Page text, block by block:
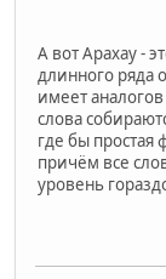
А вот Арахау -
длинного ряда
имеет
слова
где бы простая
причём все
уровень